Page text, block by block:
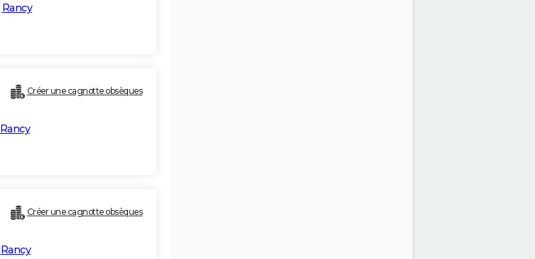
Rancy
Créer une cagnotte obsèques
Rancy
Créer une cagnotte obsèques
Rancy